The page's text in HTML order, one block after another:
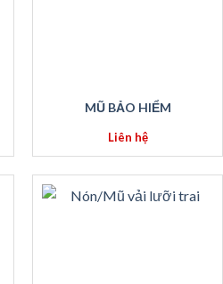
MŨ BẢO HIỂM
Liên hệ